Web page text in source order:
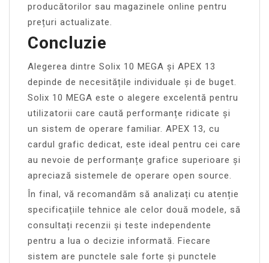
producătorilor sau magazinele online pentru
prețuri actualizate.
Concluzie
Alegerea dintre Solix 10 MEGA și APEX 13
depinde de necesitățile individuale și de buget.
Solix 10 MEGA este o alegere excelentă pentru
utilizatorii care caută performanțe ridicate și
un sistem de operare familiar. APEX 13, cu
cardul grafic dedicat, este ideal pentru cei care
au nevoie de performanțe grafice superioare și
apreciază sistemele de operare open source.
În final, vă recomandăm să analizați cu atenție
specificațiile tehnice ale celor două modele, să
consultați recenzii și teste independente
pentru a lua o decizie informată. Fiecare
sistem are punctele sale forte și punctele